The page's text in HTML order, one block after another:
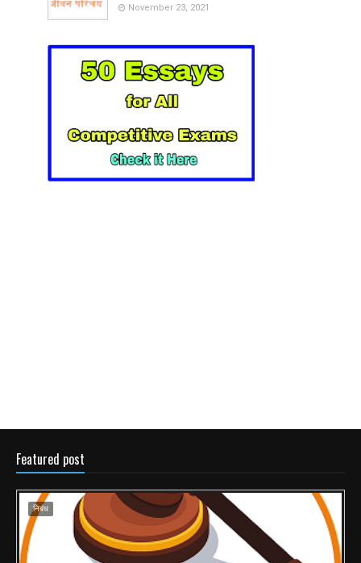
November 23, 2021
Featured post
निबंध